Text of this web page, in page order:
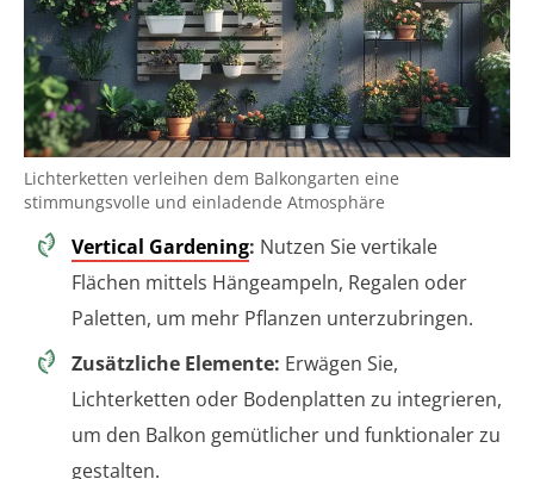
Lichterketten verleihen dem Balkongarten eine
stimmungsvolle und einladende Atmosphäre
Vertical Gardening: Nutzen Sie vertikale
Flächen mittels Hängeampeln, Regalen oder
Paletten, um mehr Pflanzen unterzubringen.
Zusätzliche Elemente: Erwägen Sie,
Lichterketten oder Bodenplatten zu integrieren,
um den Balkon gemütlicher und funktionaler zu
gestalten.